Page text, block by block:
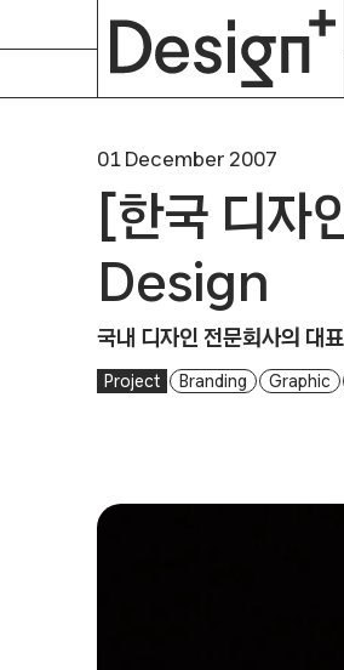
01 December 2007
[한국 디
Design
국내 디자인 전문회사의 대
Project Branding Graphic